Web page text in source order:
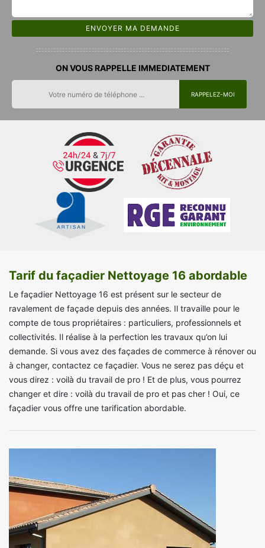
ON VOUS RAPPELLE IMMEDIATEMENT
Tarif du façadier Nettoyage 16 abordable
Le façadier Nettoyage 16 est présent sur le secteur de
ravalement de façade depuis des années. Il travaille pour le
compte de tous propriétaires : particuliers, professionnels et
collectivités. Il réalise à la perfection les travaux qu’on lui
demande. Si vous avez des façades de commerce à rénover ou
à changer, contactez ce façadier. Vous ne serez pas déçu et
vous direz : voilà du travail de pro ! Et de plus, vous pourrez
changer et dire : voilà du travail de pro et pas cher ! Oui, ce
façadier vous offre une tarification abordable.